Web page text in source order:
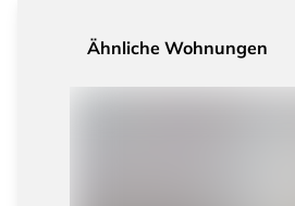
Ähnliche Wohnungen